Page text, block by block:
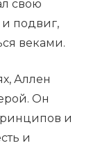
свою
подвиг,
веками.
Аллен
Он
и
и